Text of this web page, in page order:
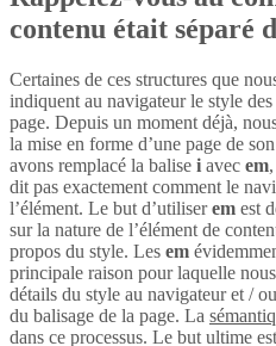
contenu était séparé
Certaines de ces structures que
indiquent au navigateur le style
page. Depuis un moment déjà,
la mise en forme d’une page de
avons remplacé la balise i avec em
dit pas exactement comment le
l’élément. Le but d’utiliserem est
sur la nature de l’élément de
propos du style. Les em
principale raison pour laquelle
détails du style au navigateur et /
du balisage de la page. La
dans ce processus. Le but ultime